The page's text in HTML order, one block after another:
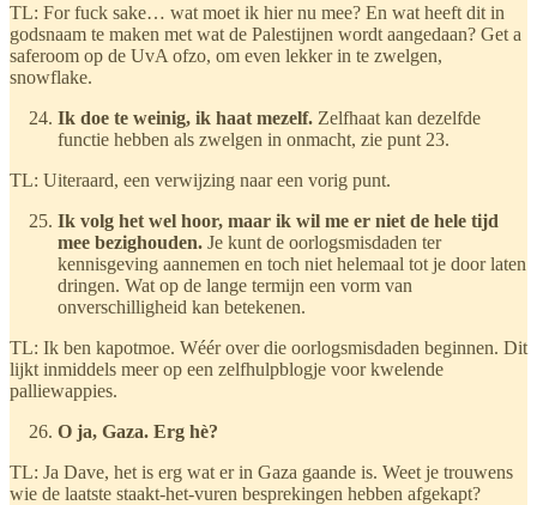
TL: For fuck sake… wat moet ik hier nu mee? En wat heeft dit in
godsnaam te maken met wat de Palestijnen wordt aangedaan? Get a
saferoom op de UvA ofzo, om even lekker in te zwelgen,
snowflake.
Ik doe te weinig, ik haat mezelf. Zelfhaat kan dezelfde
functie hebben als zwelgen in onmacht, zie punt 23.
TL: Uiteraard, een verwijzing naar een vorig punt.
Ik volg het wel hoor, maar ik wil me er niet de hele tijd
mee bezighouden. Je kunt de oorlogsmisdaden ter
kennisgeving aannemen en toch niet helemaal tot je door laten
dringen. Wat op de lange termijn een vorm van
onverschilligheid kan betekenen.
TL: Ik ben kapotmoe. Wéér over die oorlogsmisdaden beginnen. Dit
lijkt inmiddels meer op een zelfhulpblogje voor kwelende
palliewappies.
O ja, Gaza. Erg hè?
TL: Ja Dave, het is erg wat er in Gaza gaande is. Weet je trouwens
wie de laatste staakt-het-vuren besprekingen hebben afgekapt?